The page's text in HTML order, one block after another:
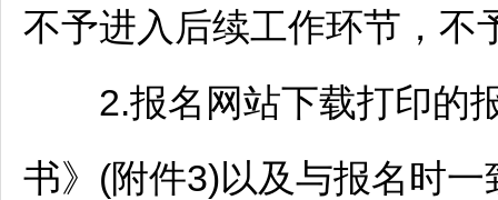
不予进入后续工作环节，不
2.报名网站下载打印的报
书》(附件3)以及与报名时